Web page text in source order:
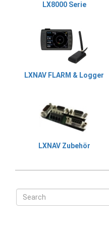
LX8000 Serie
LXNAV FLARM & Logger
LXNAV Zubehör